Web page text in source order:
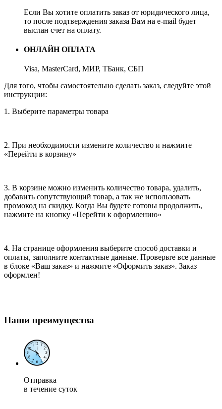
Если Вы хотите оплатить заказ от юридического лица,
то после подтверждения заказа Вам на e-mail будет
выслан счет на оплату.
ОНЛАЙН ОПЛАТА
Visa, MasterCard, МИР, ТБанк, СБП
Для того, чтобы самостоятельно сделать заказ, следуйте этой
инструкции:
1. Выберите параметры товара
2. При необходимости измените количество и нажмите
«Перейти в корзину»
3. В корзине можно изменить количество товара, удалить,
добавить сопутствующий товар, а так же использовать
промокод на скидку. Когда Вы будете готовы продолжить,
нажмите на кнопку «Перейти к оформлению»
4. На странице оформления выберите способ доставки и
оплаты, заполните контактные данные. Проверьте все данные
в блоке «Ваш заказ» и нажмите «Оформить заказ». Заказ
оформлен!
Наши преимущества
Отправка
в течение суток